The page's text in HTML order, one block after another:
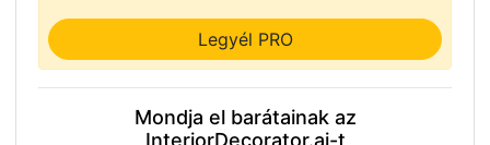
Legyél PRO
Mondja el barátainak az
InteriorDecorator.ai-t